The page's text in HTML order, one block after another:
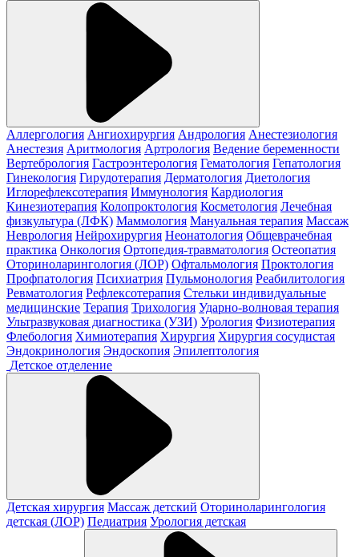
Аллергология Ангиохирургия Андрология Анестезиология
Анестезия Аритмология Артрология Ведение беременности
Вертебрология Гастроэнтерология Гематология Гепатология
Гинекология Гирудотерапия Дерматология Диетология
Иглорефлексотерапия Иммунология Кардиология
Кинезиотерапия Колопроктология Косметология Лечебная
физкультура (ЛФК) Маммология Мануальная терапия Массаж
Неврология Нейрохирургия Неонатология Общеврачебная
практика Онкология Ортопедия-травматология Остеопатия
Оториноларингология (ЛОР) Офтальмология Проктология
Профпатология Психиатрия Пульмонология Реабилитология
Ревматология Рефлексотерапия Стельки индивидуальные
медицинские Терапия Трихология Ударно-волновая терапия
Ультразвуковая диагностика (УЗИ) Урология Физиотерапия
Флебология Химиотерапия Хирургия Хирургия сосудистая
Эндокринология Эндоскопия Эпилептология
Детское отделение
Детская хирургия Массаж детский Оториноларингология
детская (ЛОР) Педиатрия Урология детская